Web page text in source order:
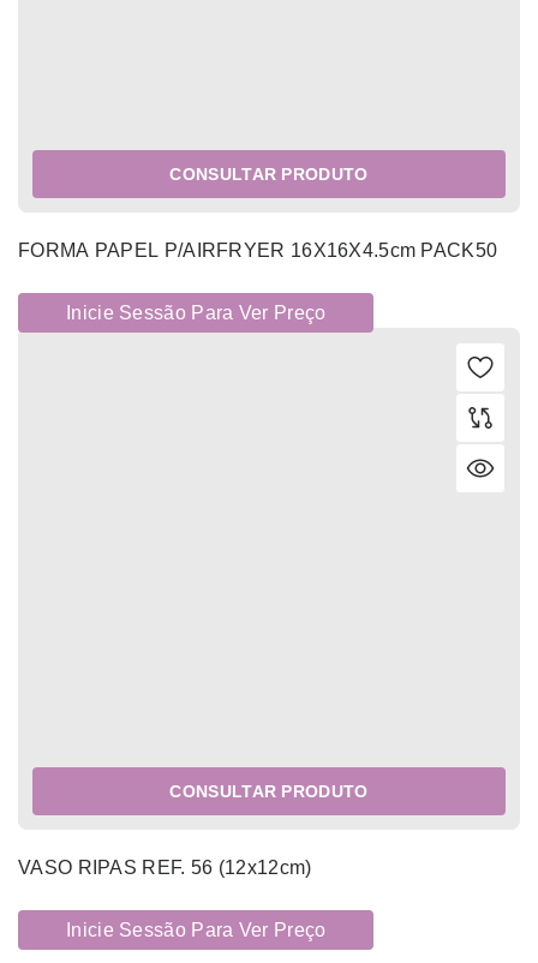
CONSULTAR PRODUTO
FORMA PAPEL P/AIRFRYER 16X16X4.5cm PACK50
Inicie Sessão Para Ver Preço
CONSULTAR PRODUTO
VASO RIPAS REF. 56 (12x12cm)
Inicie Sessão Para Ver Preço